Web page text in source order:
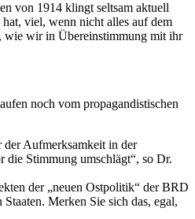
von 1914 klingt seltsam aktuell
viel, wenn nicht alles auf dem
wie wir in Übereinstimmung mit ihr
noch vom propagandistischen
der Aufmerksamkeit in der
die Stimmung umschlägt“, so Dr.
der „neuen Ostpolitik“ der BRD
Merken Sie sich das, egal,